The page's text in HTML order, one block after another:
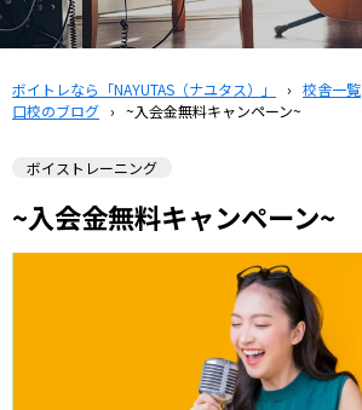
ボイトレなら「NAYUTAS（ナユタス）」 › 校舎一覧
口校のブログ › ~入会金無料キャンペーン~
ボイストレーニング
~入会金無料キャンペーン~